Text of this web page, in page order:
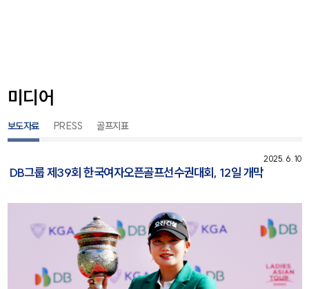
미디어
보도자료 PRESS 골프지표
2025. 6. 10
DB그룹 제39회 한국여자오픈골프선수권대회, 12일 개막